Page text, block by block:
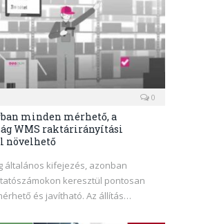
0
minden mérhető, a
WMS raktárirányítási
növelhető
általános kifejezés, azonban
keresztül pontosan
és javítható. Az állítás…